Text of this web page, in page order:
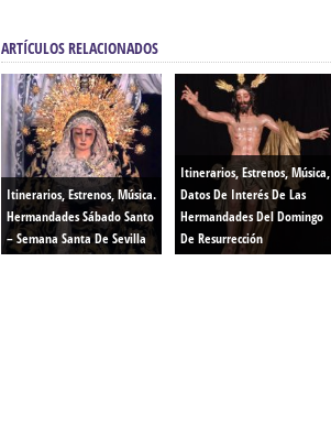
ARTÍCULOS RELACIONADOS
Itinerarios, Estrenos, Música.
Hermandades Sábado Santo
– Semana Santa De Sevilla
Itinerarios, Estrenos, Música,
Datos De Interés De Las
Hermandades Del Domingo
De Resurrección